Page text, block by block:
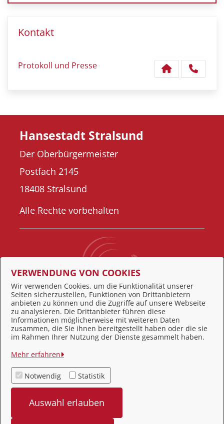
Kontakt
Protokoll und Presse
Behördennummer 115
Hansestadt Stralsund
Der Oberbürgermeister
Postfach 2145
18408 Stralsund
Alle Rechte vorbehalten
Feedback
Impressum
Datenschutz
Kontakt
Barrierefreiheit
VERWENDUNG VON COOKIES
Wir verwenden Cookies, um die Funktionalität unserer
Seiten sicherzustellen, Funktionen von Drittanbietern
anbieten zu können und die Zugriffe auf unsere Webseite
zu analysieren. Die Drittanbieter führen diese
Informationen möglicherweise mit weiteren Daten
zusammen, die Sie ihnen bereitgestellt haben oder die sie
im Rahmen Ihrer Nutzung der Dienste gesammelt haben.
Mehr erfahren
Notwendig Statistik
Auswahl erlauben